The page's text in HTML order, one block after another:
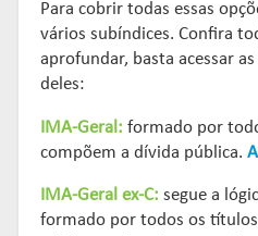
Para cobrir todas essas
vários subíndices. Confira
aprofundar, basta acessar
deles:
IMA-Geral: formado por
compõem a dívida pública.
IMA-Geral ex-C: segue a
formado por todos os